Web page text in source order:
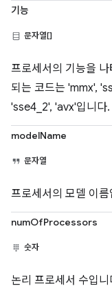
기능
문자열[]
프로세서의 기능을
되는 코드는 'mmx',
'sse4_2', 'avx'입니다.
modelName
문자열
프로세서의 모델 이름
numOfProcessors
숫자
논리 프로세서 수입니